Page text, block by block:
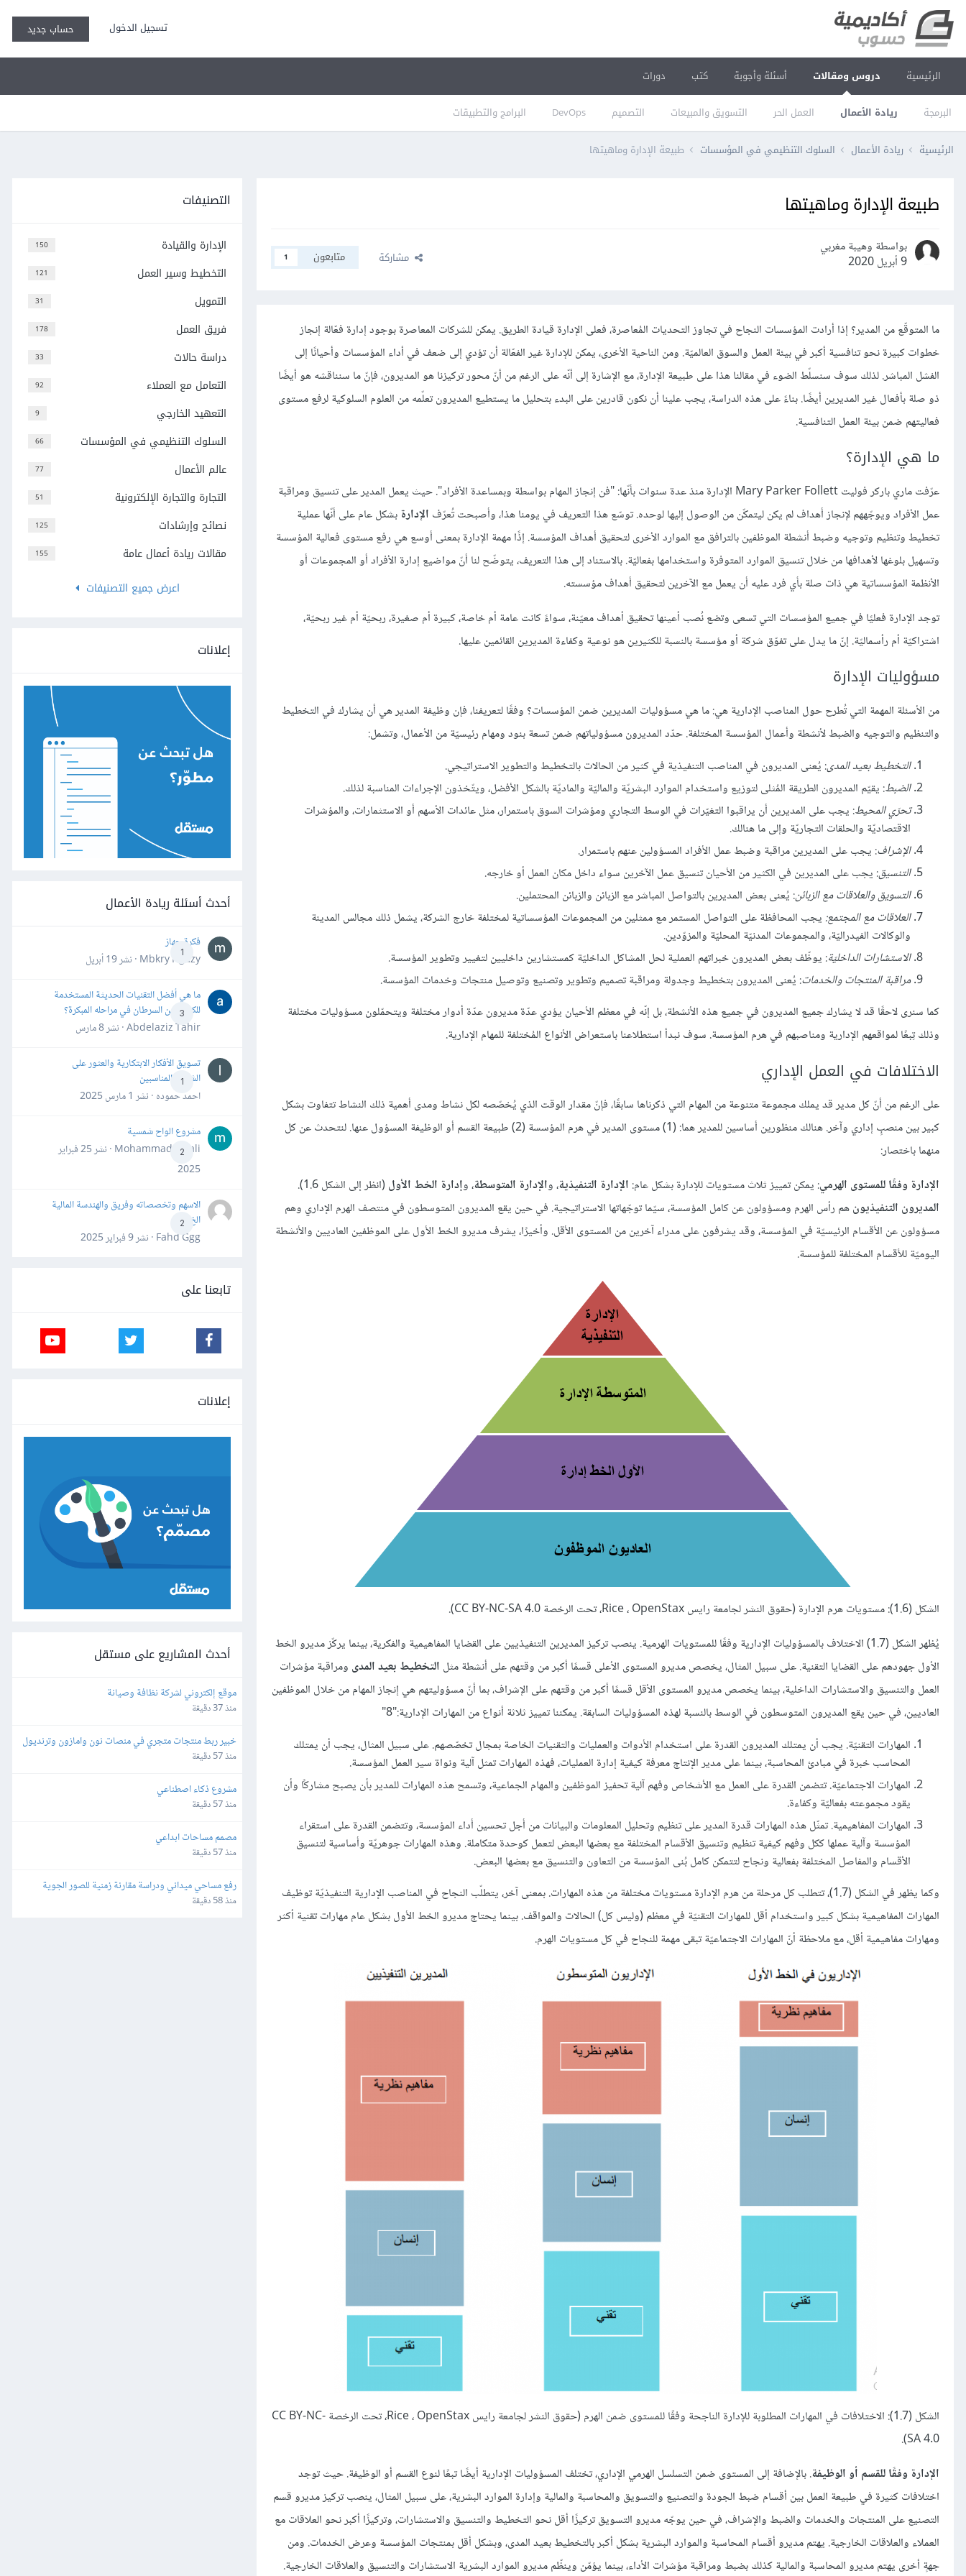
تسجيل الدخول حساب جديد
الرئيسية دروس ومقالات
البرمجة ريادة الأعمال العمل الحر التسويق والمبيعات التصميم DevOps البرامج والتطبيقات
أسئلة وأجوبة كتب دورات
الرئيسية ريادة الأعمال السلوك التنظيمي في المؤسسات طبيعة الإدارة وماهيتها
طبيعة الإدارة وماهيتها
بواسطة وهيبة مغربي
9 أبريل 2020
مشاركة متابعون 1
ما المتوقّع من المدير؟ إذا أرادت المؤسسات النجاح في تجاوز التحديات المُعاصرة، فعلى الإدارة قيادة الطريق. يمكن للشركات المعاصرة بوجود إدارة فعّالة إنجاز
خطوات كبيرة نحو تنافسية أكبر في بيئة العمل والسوق العالميّة. ومن الناحية الأخرى، يمكن للإدارة غير الفعّالة أن تؤدي إلى ضعف في أداء المؤسسات وأحيانًا إلى
الفشل المباشر. لذلك سوف سنسلّط الضوء في مقالنا هذا على طبيعة الإدارة، مع الإشارة إلى أنّه على الرغم من أنّ محور تركيزنا هو المديرون، فإنّ ما سنناقشه هو أيضًا
ذو صلة بأفعال غير المديرين أيضًا. بناءً على هذه الدراسة، يجب علينا أن نكون قادرين على البدء بتحليل ما يستطيع المديرون تعلّمه من العلوم السلوكية لرفع مستوى
فعاليتهم ضمن بيئة العمل التنافسية.
ما هي الإدارة؟
عرّفت ماري باركر فوليت Mary Parker Follett الإدارة منذ عدة سنوات بأنّها: "فن إنجاز المهام بواسطة وبمساعدة الأفراد". حيث يعمل المدير على تنسيق ومراقبة
عمل الأفراد ويوجّههم لإنجاز أهداف لم يكن ليتمكّن من الوصول إليها لوحده. توسّع هذا التعريف في يومنا هذا، وأصبحت تُعرّف الإدارةبشكل عام على أنّها عملية
تخطيط وتنظيم وتوجيه وضبط أنشطة الموظفين بالترافق مع الموارد الأخرى لتحقيق أهداف المؤسسة. إذًا مهمة الإدارة بمعنى أوسع هي رفع مستوى فعالية المؤسسة
وتسهيل بلوغها لأهدافها من خلال تنسيق الموارد المتوفرة واستخدامها بفعاليّة. بالاستناد إلى هذا التعريف، يتوضّح لنا أنّ مواضيع إدارة الأفراد أو المجموعات أو
الأنظمة المؤسساتية هي ذات صلة بأي فرد عليه أن يعمل مع الآخرين لتحقيق أهداف مؤسسته.
توجد الإدارة فعليًا في جميع المؤسسات التي تسعى وتضع نُصب أعينها تحقيق أهداف معيّنة، سواءً كانت عامة أم خاصة، كبيرة أم صغيرة، ربحيّة أم غير ربحيّة،
اشتراكيّة أم رأسماليّة. إنّ ما يدل على تفوّق شركة أو مؤسسة بالنسبة للكثيرين هو نوعية وكفاءة المديرين القائمين عليها.
مسؤوليات الإدارة
من الأسئلة المهمة التي تُطرح حول المناصب الإدارية هي: ما هي مسؤوليات المديرين ضمن المؤسسات؟ وفقًا لتعريفنا، فإن وظيفة المدير هي أن يشارك في التخطيط
والتنظيم والتوجيه والضبط لأنشطة وأعمال المؤسسة المختلفة. حدّد المديرون مسؤولياتهم ضمن تسعة بنود ومهام رئيسيّة من الأعمال، وتشمل:
التخطيط بعيد المدى: يُعنى المديرون في المناصب التنفيذية في كثير من الحالات بالتخطيط والتطوير الاستراتيجي.
الضبط: يقيّم المديرون الطريقة المُثلى لتوزيع واستخدام الموارد البشريّة والماليّة والماديّة بالشكل الأفضل، ويتّخذون الإجراءات المناسبة لذلك.
تحرّي المحيط: يجب على المديرين أن يراقبوا التغيّرات في الوسط التجاري ومؤشرات السوق باستمرار، مثل عائدات الأسهم أو الاستثمارات، والمؤشرات
الاقتصاديّة والحلقات التجاريّة وإلى ما هنالك.
الإشراف: يجب على المديرين مراقبة وضبط عمل الأفراد المسؤولين عنهم باستمرار.
التنسيق: يجب على المديرين في الكثير من الأحيان تنسيق عمل الآخرين سواء داخل مكان العمل أو خارجه.
التسويق والعلاقات مع الزبائن: يُعنى بعض المديرين بالتواصل المباشر مع الزبائن والزبائن المحتملين.
العلاقات مع المجتمع: يجب المحافظة على التواصل المستمر مع ممثلين من المجموعات المؤسساتية لمختلفة خارج الشركة، يشمل ذلك مجالس المدينة
والوكالات الفيدراليّة، والمجموعات المدنيّة المحليّة والمزوّدين.
الاستشارات الداخليّة: يوظّف بعض المديرون خبراتهم العملية لحل المشاكل الداخليّة كمستشارين داخليين لتغيير وتطوير المؤسسة.
مراقبة المنتجات والخدمات: يُعنى المديرون بتخطيط وجدولة ومراقبة تصميم وتطوير وتصنيع وتوصيل منتجات وخدمات المؤسسة.
كما سنرى لاحقًا قد لا يشارك جميع المديرون في جميع هذه الأنشطة، بل إنّه في معظم الأحيان يؤدي عدّة مديرون عدّة أدوار مختلفة ويتحمّلون مسؤوليات مختلفة
وذلك تِبعًا لمواقعهم الإدارية ومناصبهم في هرم المؤسسة. سوف نبدأ استطلاعنا باستعراض الأنواع المُختلفة للمهام الإدارية.
الاختلافات في العمل الإداري
على الرغم من أنّ كل مدير قد يملك مجموعة متنوعة من المهام التي ذكرناها سابقًا، فإنّ مقدار الوقت الذي يُخصّصه لكل نشاط ومدى أهمية ذلك النشاط تتفاوت بشكل
كبير بين منصبٍ إداري وآخر. هنالك منظورين أساسين للمدير هما: (1) مستوى المدير في هرم المؤسسة (2) طبيعة القسم أو الوظيفة المسؤول عنها. لنتحدث عن كل
منهما باختصار:
الإدارة وفقًا للمستوى الهرمي: يمكن تمييز ثلاث مستويات للإدارة بشكل عام: الإدارة التنفيذية، والإدارة المتوسطة، وإدارة الخط الأول (انظر إلى الشكل 1.6).
المديرون التنفيذيونهم رأس الهرم ومسؤولون عن كامل المؤسسة، سيّما توجّهاتها الاستراتيجية. في حين يقع المديرون المتوسطون في منتصف الهرم الإداري وهم
مسؤولون عن الأقسام الرئيسيّة في المؤسسة، وقد يشرفون على مدراء آخرين من المستوى الأقل. وأخيرًا، يشرف مديرو الخط الأول على الموظفين العاديين والأنشطة
اليوميّة للأقسام المختلفة للمؤسسة.
الشكل (1.6): مستويات هرم الإدارة (حقوق النشر لجامعة رايس Rice ، OpenStax، تحت الرخصة CC BY-NC-SA 4.0).
يُظهر الشكل (1.7) الاختلاف بالمسؤوليات الإدارية وفقًا للمستويات الهرمية. ينصب تركيز المديرين التنفيذيين على القضايا المفاهيمية والفكرية، بينما يركّز مديرو الخط
الأول جهودهم على القضايا التقنية. على سبيل المثال، يخصص مديرو المستوى الأعلى قسمًا أكبر من وقتهم على أنشطة مثل التخطيط بعيد المدى ومراقبة مؤشرات
العمل والتنسيق والاستشارات الداخلية، بينما يخصص مديرو المستوى الأقل قسمًا أكبر من وقتهم على الإشراف، بما أنّ مسؤوليتهم هي إنجاز المهام من خلال الموظفين
العاديين، في حين يقع المديرون المتوسطون في الوسط بالنسبة لهذه المسؤوليات السابقة. يمكننا تمييز ثلاثة أنواع من المهارات الإدارية:"8"
المهارات التقنيّة. يجب أن يمتلك المديرون القدرة على استخدام الأدوات والعمليات والتقنيات الخاصة بمجال تخصّصهم. على سبيل المثال، يجب أن يمتلك
المحاسب خبرة في مبادئ المحاسبة، بينما على مدير الإنتاج معرفة كيفية إدارة العمليات، فهذه المهارات تمثل آلية ونواة سير العمل المؤسسة.
المهارات الاجتماعيّة. تتضمن القدرة على العمل مع الأشخاص وفهم آلية تحفيز الموظفين والمهام الجماعية، وتسمح هذه المهارات للمدير بأن يصبح مشاركًا وأن
يقود مجموعته بفعاليّة وكفاءة.
المهارات المفاهيمية. تمثّل هذه المهارات قدرة المدير على تنظيم وتحليل المعلومات والبيانات من أجل تحسين أداء المؤسسة، وتتضمن القدرة على استقراء
المؤسسة وآلية عملها ككل وفهم كيفية تنظيم وتنسيق الأقسام المختلفة مع بعضها البعض لتعمل كوحدة متكاملة. وهذه المهارات جوهريّة وأساسية لتنسيق
الأقسام والمفاصل المختلفة بفعالية ونجاح لتتمكن كامل بُنى المؤسسة من التعاون والتنسيق مع بعضها البعض.
وكما يظهر في الشكل (1.7)، تتطلب كل مرحلة من هرم الإدارة مستويات مختلفة من هذه المهارات. بمعنى آخر، يتطلّب النجاح في المناصب الإدارية التنفيذيّة توظيف
المهارات المفاهيمية بشكل كبير واستخدام أقل للمهارات التقنيّة في معظم (وليس كل) الحالات والمواقف. بينما يحتاج مديرو الخط الأول بشكل عام مهارات تقنية أكثر
ومهارات مفاهيمية أقل، مع ملاحظة أنّ المهارات الاجتماعيّة تبقى مهمة للنجاح في كل مستويات الهرم.
الشكل (1.7): الاختلافات في المهارات المطلوبة للإدارة الناجحة وفقًا للمستوى ضمن الهرم (حقوق النشر لجامعة رايس Rice ، OpenStax، تحت الرخصة CC BY-NC-
SA 4.0).
الإدارة وفقًا للقسم أو الوظيفة. بالإضافة إلى المستوى ضمن التسلسل الهرمي الإداري، تختلف المسؤوليات الإدارية أيضًا تبعًا لنوع القسم أو الوظيفة. حيث توجد
اختلافات كثيرة في طبيعة العمل بين أقسام ضبط الجودة والتصنيع والتسويق والمحاسبة والمالية وإدارة الموارد البشرية، على سبيل المثال، ينصب تركيز مديرو قسم
التصنيع على المنتجات والخدمات والضبط والإشراف، في حين يوجّه مديرو التسويق تركيزًا أقل نحو التخطيط والتنسيق والاستشارات، وتركيزًا أكبر نحو العلاقات مع
العملاء والعلاقات الخارجية. يهتم مديرو أقسام المحاسبة والموارد البشرية بشكل أكبر بالتخطيط بعيد المدى، وبشكل أقل بمنتجات المؤسسة وعرض الخدمات. ومن
جهةٍ أخرى يهتم مديرو المحاسبة والمالية كذلك بضبط ومراقبة مؤشرات الأداء، بينما يؤمّن وينظّم مديرو الموارد البشرية الاستشارات والتنسيق والعلاقات الخارجية.
التصنيفات
150 الإدارة والقيادة
121 التخطيط وسير العمل
31 التمويل
178 فريق العمل
33 دراسة حالات
92 التعامل مع العملاء
9 التعهيد الخارجي
66 السلوك التنظيمي في المؤسسات
77 عالم الأعمال
51 التجارة والتجارة الإلكترونية
125 نصائح وإرشادات
155
مقالات ريادة أعمال عامة
اعرض جميع التصنيفات
إعلانات
أحدث أسئلة ريادة الأعمال
1
فكرة جهاز
Mbkry Hgazy · نشر
19 أبريل
3
ما هي أفضل التقنيات الحديثة المستخدمة
للكشف عن السرطان في مراحله المبكرة؟
Abdelaziz Tahir · نشر
8 مارس
1
تسويق الأفكار الابتكارية والعثور على
الشركاء المناسبين
احمد حموده · نشر 1 مارس 2025
2
مشروع الواح شمسية
Mohammad Awali · نشر
25 فبراير
2025
2
الاسهم وتخصصاته وفريق والهندسة المالية
الخ
Fahd Ggg · نشر
9 فبراير 2025
تابعنا على
إعلانات
أحدث المشاريع على مستقل
موقع إلكتروني لشركة نظافة وصيانة
منذ 37 دقيقة
خبير ربط منتجات متجري في منصات نون وامازون وترنديول
منذ 57 دقيقة
مشروع ذكاء اصطناعي
منذ 57 دقيقة
مصمم مساحات ابداعي
منذ 57 دقيقة
ومطابقة الإحداثيات والمعالم
منذ 58 دقيقة